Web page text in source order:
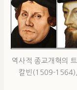
역사적 종교개혁의
칼빈(1509-